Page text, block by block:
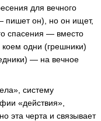
для вечного
пишет он), но он ищет,
спасения — вместо
одни (грешники)
— на вечное
систему
«действия»,
эта черта и связывает